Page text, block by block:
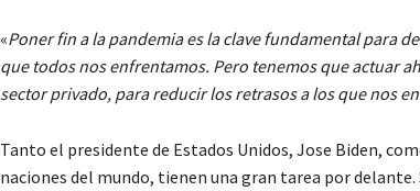
«Poner fin a la pandemia es la clave fundamental para
que todos nos enfrentamos. Pero tenemos que actuar
sector privado, para reducir los retrasos a los que nos
Tanto el presidente de Estados Unidos, Jose Biden,
naciones del mundo, tienen una gran tarea por delante.